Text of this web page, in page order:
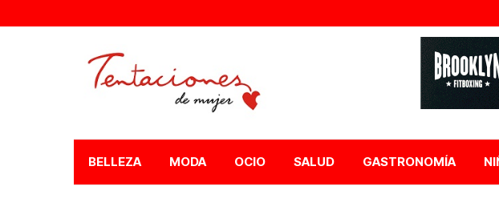
BELLEZA MODA OCIO SALUD GASTRONOMÍA